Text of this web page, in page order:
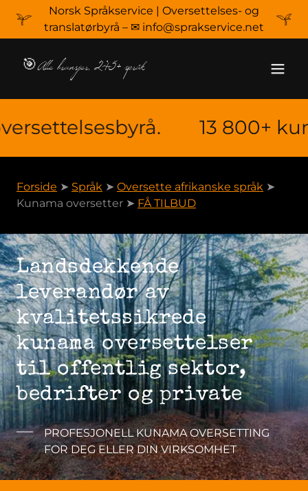
Norsk Språkservice | Oversettelses- og
translatørbyrå – ✉ info@sprakservice.net
🎯Alle bransjer, 245+ språk
13 800+
Forside ➤ Språk ➤ Oversette afrikanske språk ➤
Kunama oversetter ➤ FÅ TILBUD
Landsdekkende
leverandør av
kvalitetssikrede
kunama oversettelser
til offentlig sektor,
bedrifter og private
PROFESJONELL KUNAMA OVERSETTING
FOR DEG ELLER DIN VIRKSOMHET